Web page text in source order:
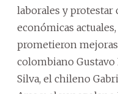
laborales y protestar
económicas
prometieron
colombiano Gustavo
Silva, el chileno